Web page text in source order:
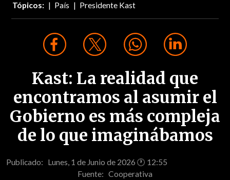
Tópicos: País Presidente Kast
Kast: La realidad que
encontramos al asumir el
Gobierno es más compleja
de lo que imaginábamos
Publicado: Lunes, 1 de Junio de 2026 🕐 12:55
Fuente: Cooperativa